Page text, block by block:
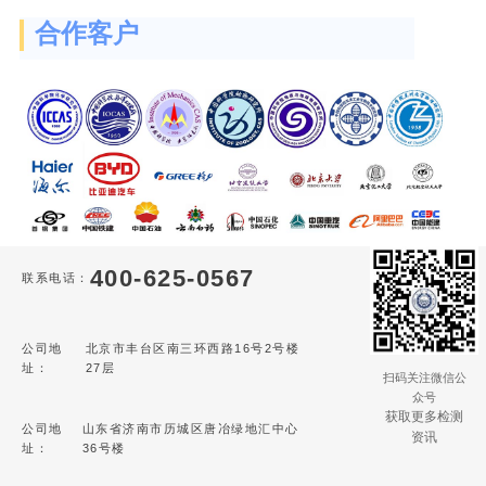
合作客户
联系电话： 400-625-0567
公司地
址：
北京市丰台区南三环西路16号2号楼
27层
公司地
址：
山东省济南市历城区唐冶绿地汇中心
36号楼
扫码关注微信公
众号
获取更多检测
资讯